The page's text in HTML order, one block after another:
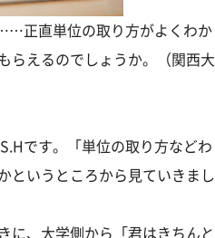
正直単位の取り方がよくわか
らえるのでしょうか。（関西大
です。「単位の取り方などわ
というところから見ていきまし
に、大学側から「君はきちんと